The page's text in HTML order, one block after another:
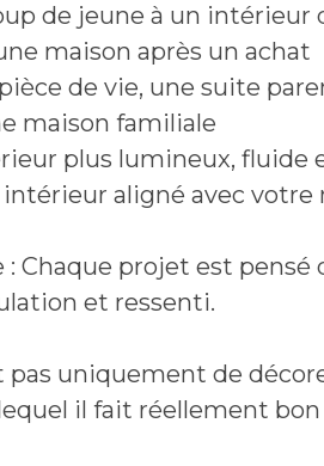
de jeune à un intérieur
maison après un achat
de vie, une suite
maison familiale
plus lumineux, fluide
aligné avec votre
: Chaque projet est
et ressenti.
pas uniquement de
il fait réellement bon